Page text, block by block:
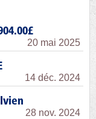
20 mai 2025
14 déc. 2024
28 nov. 2024